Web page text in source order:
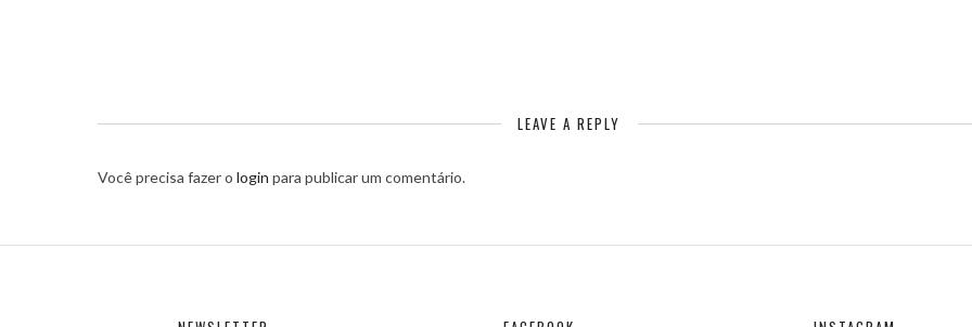
LEAVE A REPLY
Você precisa fazer o login para publicar um comentário.